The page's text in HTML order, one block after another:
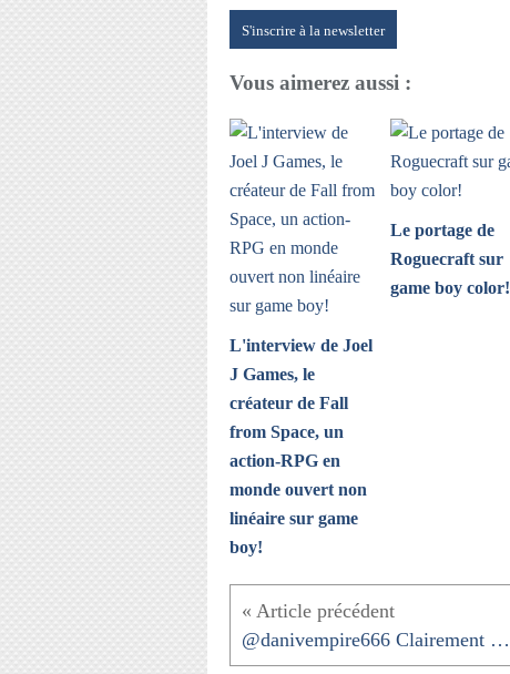
S'inscrire à la newsletter
Vous aimerez aussi :
L'interview de Joel
J Games, le
créateur de Fall
from Space, un
action-RPG en
monde ouvert non
linéaire sur game
boy!
Le portage de
Roguecraft sur
game boy color!
@danivempire666 Clairement mais certains même...